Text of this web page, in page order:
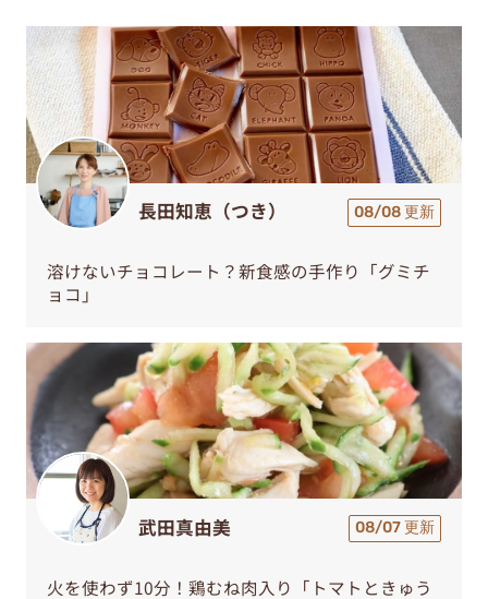
長田知恵（つき） 08/08 更新
溶けないチョコレート？新食感の手作り「グミチ
ョコ」
武田真由美 08/07 更新
火を使わず10分！鶏むね肉入り「トマトときゅう